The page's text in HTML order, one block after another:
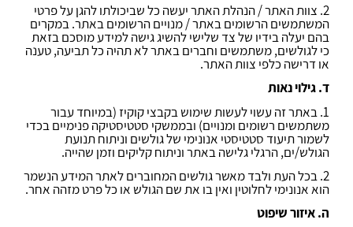
2. צוות האתר / הנהלת האתר יעשה כל שביכולתו להגן על פרטי
המשתמשים הרשומים באתר / מנויים הרשומים באתר. במקרים
בהם יעלה בידיו של צד שלישי להשיג גישה למידע מוסכם בזאת
כי לגולשים, משתמשים וחברים באתר לא תהיה כל תביעה, טענה
או דרישה כלפי צוות האתר.
ד. גילוי נאות
1. באתר זה עשוי לעשות שימוש בקבצי קוקיז (במיוחד עבור
משתמשים רשומים ומנויים) ובממשקי סטטיסטיקה פנימיים בכדי
לשמור תיעוד סטטיסטי אנונימי של גולשים וניתוח תנועת
הגולש/ים, הרגלי גלישה באתר וניתוח קליקים וזמן שהייה.
2. בכל העת ולבד מאשר גולשים המחוברים לאתר המידע הנשמר
הוא אנונימי לחלוטין ואין בו את שם הגולש או כל פרט מזהה אחר.
ה. איזור שיפוט